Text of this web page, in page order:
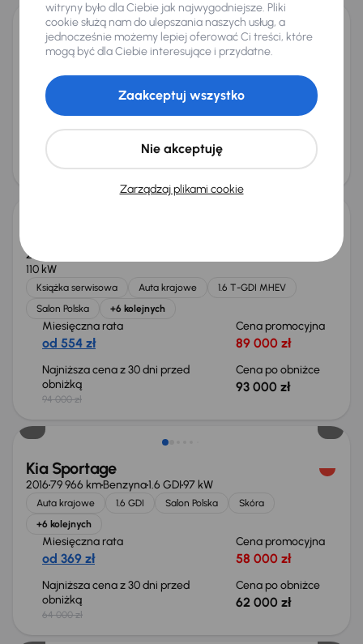
Audi A4
188 788 km 2.0 TDI 110 kW
2.0 TDI Automat Skóra Navi +6 kolejnych
Miesięczna rata
od 280 zł
Cena promocyjna
44 000 zł
Najniższa cena z 30 dni przed
obniżką
45 000 zł
Cena po obniżce
2023
110 kW
Książka serwisowa Auta krajowe
1.6 T-GDI MHEV
Salon Polska
+6 kolejnych
Miesięczna rata
od 554 zł
Cena promocyjna
89 000 zł
Najniższa cena z 30 dni przed
obniżką
94 000 zł
Cena po obniżce
93 000 zł
Taniej o 2 000 zł
Kia Sportage
201679 966 kmBenzyna1.6 GDI97 kW
Auta krajowe 1.6 GDI Salon Polska
Skóra
+6 kolejnych
Miesięczna rata
od 369 zł
Cena promocyjna
58 000 zł
Najniższa cena z 30 dni przed
obniżką
64 000 zł
Cena po obniżce
62 000 zł
witryny było dla Ciebie jak najwygodniejsze. Pliki
cookie służą nam do ulepszania naszych usług, a
jednocześnie możemy lepiej oferować Ci treści, które
mogą być dla Ciebie interesujące i przydatne.
Zarządzaj plikami cookie
Nie akceptuję
Zaakceptuj wszystko